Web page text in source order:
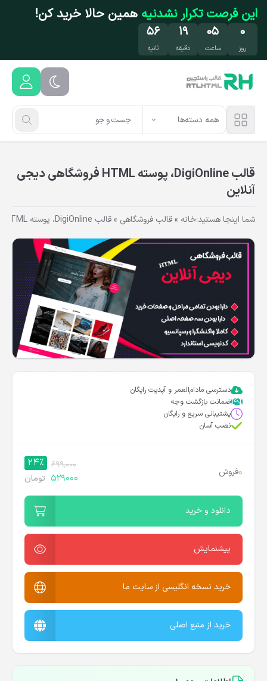
رفتن به محتوای اصلی
این فرصت تکرار نشدنیه همین حالا خرید کن!
۰
روز
۰۵
ساعت
۱۹
دقیقه
۵۶
ثانیه
همه دسته‌ها
قالب DigiOnline، پوسته HTML فروشگاهی دیجی
آنلاین
شما اینجا هستید:خانه »قالب فروشگاهی »قالب DigiOnline، پوسته HTML فروشگاهی دیجی آنلاین
دسترسی مادام‌العمر و آپدیت رایگان
ضمانت بازگشت وجه
پشتیبانی سریع و رایگان
نصب آسان
0فروش
699,000
24%
529000 تومان
دانلود و خرید
پیشنمایش
خرید نسخه انگلیسی از سایت ما
خرید از منبع اصلی